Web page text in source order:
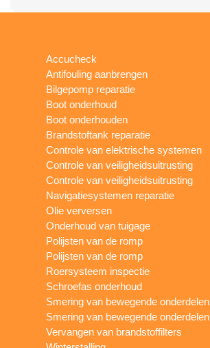
Accucheck
Antifouling aanbrengen
Bilgepomp reparatie
Boot onderhoud
Boot onderhouden
Brandstoftank reparatie
Controle van elektrische systemen
Controle van veiligheidsuitrusting
Controle van veiligheidsuitrusting
Navigatiesystemen reparatie
Olie verversen
Onderhoud van tuigage
Polijsten van de romp
Polijsten van de romp
Roersysteem inspectie
Schroefas onderhoud
Smering van bewegende onderdelen
Smering van bewegende onderdelen
Vervangen van brandstoffilters